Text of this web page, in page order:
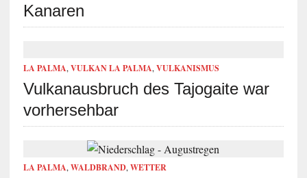
Kanaren
LA PALMA, VULKAN LA PALMA, VULKANISMUS
Vulkanausbruch des Tajogaite war
vorhersehbar
LA PALMA, WALDBRAND, WETTER